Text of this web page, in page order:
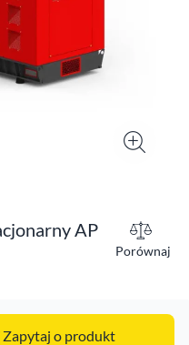
AP
Porównaj
o produkt